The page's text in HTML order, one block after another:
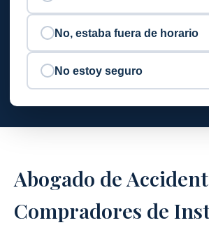
No, estaba fuera de horario
No estoy seguro
Abogado de
Compradores de